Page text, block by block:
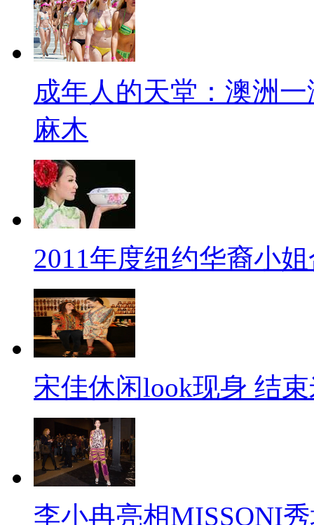
成年人的天堂：澳洲
麻木
2011年度纽约华裔小
宋佳休闲look现身 结
李小冉亮相MISSONI